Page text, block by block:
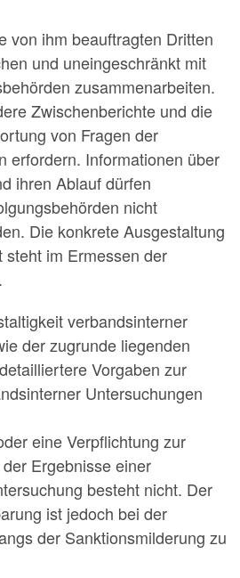
von ihm beauftragten Dritten
und uneingeschränkt mit
zusammenarbeiten.
Zwischenberichte und die
von Fragen der
erfordern. Informationen über
ihren Ablauf dürfen
nicht
Die konkrete Ausgestaltung
im Ermessen der
verbandsinterner
der zugrunde liegenden
Vorgaben zur
Untersuchungen
eine Verpflichtung zur
Ergebnisse einer
besteht nicht. Der
ist jedoch bei der
der Sanktionsmilderung zu